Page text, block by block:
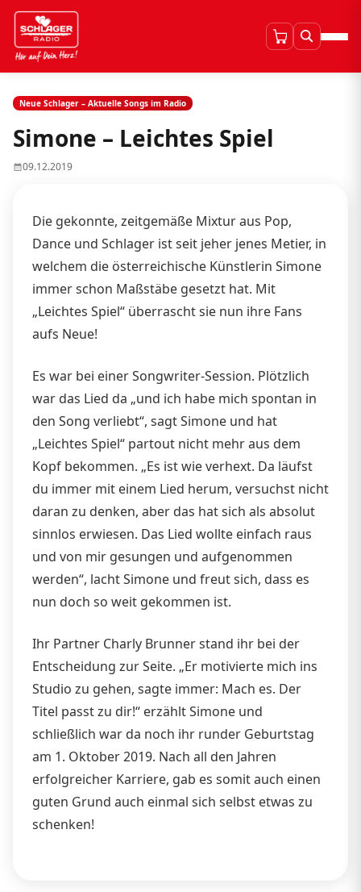
Neue Schlager – Aktuelle Songs im Radio
Simone – Leichtes Spiel
09.12.2019
Die gekonnte, zeitgemäße Mixtur aus Pop,
Dance und Schlager ist seit jeher jenes Metier, in
welchem die österreichische Künstlerin Simone
immer schon Maßstäbe gesetzt hat. Mit
„Leichtes Spiel“ überrascht sie nun ihre Fans
aufs Neue!
Es war bei einer Songwriter-Session. Plötzlich
war das Lied da „und ich habe mich spontan in
den Song verliebt“, sagt Simone und hat
„Leichtes Spiel“ partout nicht mehr aus dem
Kopf bekommen. „Es ist wie verhext. Da läufst
du immer mit einem Lied herum, versuchst nicht
daran zu denken, aber das hat sich als absolut
sinnlos erwiesen. Das Lied wollte einfach raus
und von mir gesungen und aufgenommen
werden“, lacht Simone und freut sich, dass es
nun doch so weit gekommen ist.
Ihr Partner Charly Brunner stand ihr bei der
Entscheidung zur Seite. „Er motivierte mich ins
Studio zu gehen, sagte immer: Mach es. Der
Titel passt zu dir!“ erzählt Simone und
schließlich war da noch ihr runder Geburtstag
am 1. Oktober 2019. Nach all den Jahren
erfolgreicher Karriere, gab es somit auch einen
guten Grund auch einmal sich selbst etwas zu
schenken!